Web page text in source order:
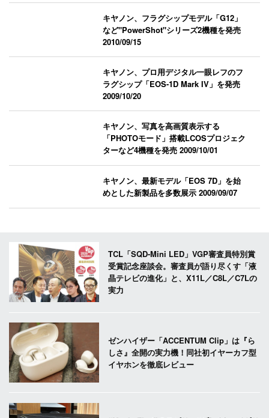
キヤノン、フラグシップモデル「G12」
など"PowerShot"シリーズ2機種を発売
2010/09/15
キヤノン、プロ用デジタル一眼レフのフ
ラグシップ「EOS-1D Mark IV」を発売
2009/10/20
キヤノン、写真を高画質表示する
「PHOTOモード」搭載LCOSプロジェク
ターなど4機種を発売2009/10/01
キヤノン、最新モデル「EOS 7D」を始
めとした新製品を多数展示2009/09/07
TCL「SQD-Mini LED」VGP審査員特別賞
受賞記念座談会。審査員が語り尽くす「液
晶テレビの進化」と、X11L／C8L／C7Lの
実力
ゼンハイザー「ACCENTUM Clip」は『ら
しさ』全開の実力機！同社初イヤーカフ型
イヤホンを徹底レビュー